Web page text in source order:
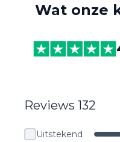
Wat onze
Reviews 132
Uitstekend